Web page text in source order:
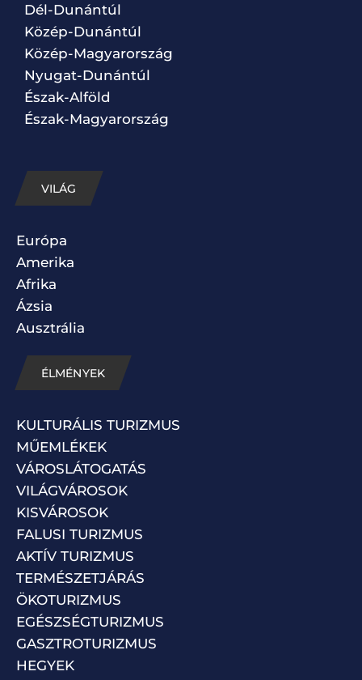
Dél-Dunántúl
Közép-Dunántúl
Közép-Magyarország
Nyugat-Dunántúl
Észak-Alföld
Észak-Magyarország
VILÁG
Európa
Amerika
Afrika
Ázsia
Ausztrália
ÉLMÉNYEK
KULTURÁLIS TURIZMUS
MŰEMLÉKEK
VÁROSLÁTOGATÁS
VILÁGVÁROSOK
KISVÁROSOK
FALUSI TURIZMUS
AKTÍV TURIZMUS
TERMÉSZETJÁRÁS
ÖKOTURIZMUS
EGÉSZSÉGTURIZMUS
GASZTROTURIZMUS
HEGYEK